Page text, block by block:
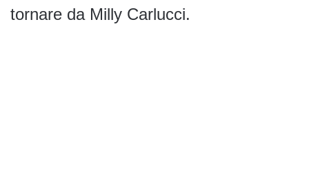
tornare da Milly Carlucci.